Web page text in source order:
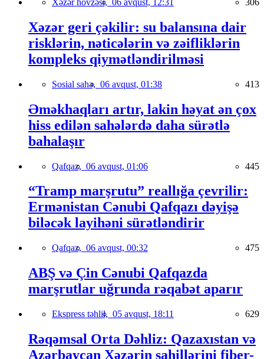
Xəzər hövzəsi, 06 avqust, 12:31 306
Xəzər geri çəkilir: su balansına dair
risklərin, nəticələrin və zəifliklərin
kompleks qiymətləndirilməsi
Sosial sahə, 06 avqust, 01:38 413
Əməkhaqları artır, lakin həyat ən çox
hiss edilən sahələrdə daha sürətlə
bahalaşır
Qafqaz, 06 avqust, 01:06 445
“Tramp marşrutu” reallığa çevrilir:
Ermənistan Cənubi Qafqazı dəyişə
biləcək layihəni sürətləndirir
Qafqaz, 06 avqust, 00:32 475
ABŞ və Çin Cənubi Qafqazda
marşrutlar uğrunda rəqabət aparır
Ekspress təhlil, 05 avqust, 18:11 629
Rəqəmsal Orta Dəhliz: Qazaxıstan və
Azərbaycan Xəzərin sahillərini fiber-